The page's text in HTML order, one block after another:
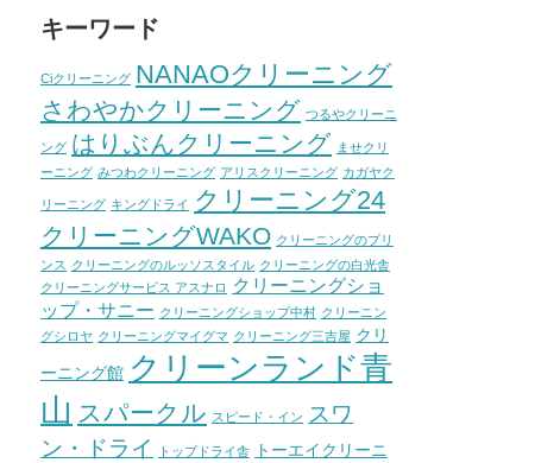
キーワード
Ciクリーニング NANAOクリーニング
さわやかクリーニング つるやクリーニ
ング はりぶんクリーニング ませクリ
ーニング みつわクリーニング アリスクリーニング カガヤク
リーニング キングドライ クリーニング24
クリーニングWAKO クリーニングのプリ
ンス クリーニングのルッソスタイル クリーニングの白光舎
クリーニングサービス アスナロ
クリーニングショ
ップ・サニー クリーニングショップ中村 クリーニン
グシロヤ クリーニングマイグマ クリーニング三吉屋 クリ
ーニング館 クリーンランド青
山 スパークル スピード・イン スワ
ン・ドライ
トップドライ舎
トーエイクリーニ